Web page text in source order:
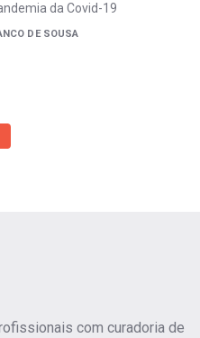
da Covid-19
DE SOUSA
com curadoria de